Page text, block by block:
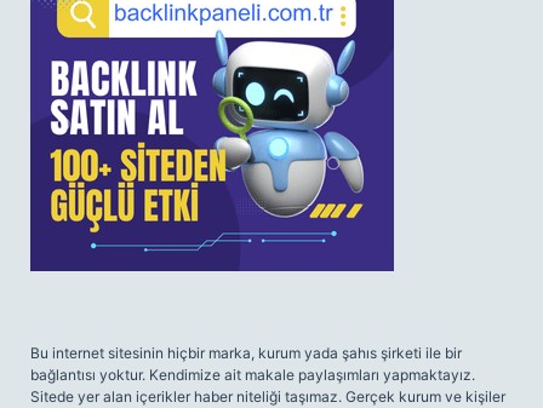
Bu internet sitesinin hiçbir marka, kurum yada şahıs şirketi ile bir
bağlantısı yoktur. Kendimize ait makale paylaşımları yapmaktayız.
Sitede yer alan içerikler haber niteliği taşımaz. Gerçek kurum ve kişiler